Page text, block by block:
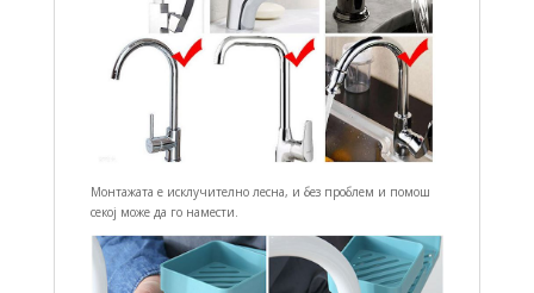
Монтажата е исклучително лесна, и без проблем и помош
секој може да го намести.